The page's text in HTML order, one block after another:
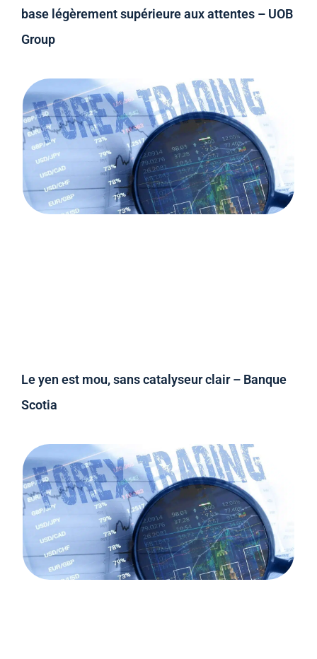
base légèrement supérieure aux attentes – UOB
Group
Le yen est mou, sans catalyseur clair – Banque
Scotia